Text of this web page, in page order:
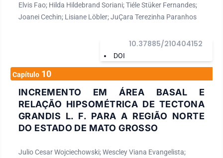
Elvis Fao; Hilda Hildebrand Soriani; Tiéle Stüker Fernandes;
Joanei Cechin; Lisiane Löbler; JuÇara Terezinha Paranhos
DOI
10.37885/210404152
Capítulo 10
INCREMENTO EM ÁREA BASAL E
RELAÇÃO HIPSOMÉTRICA DE TECTONA
GRANDIS L. F. PARA A REGIÃO NORTE
DO ESTADO DE MATO GROSSO
Julio Cesar Wojciechowski; Wescley Viana Evangelista;